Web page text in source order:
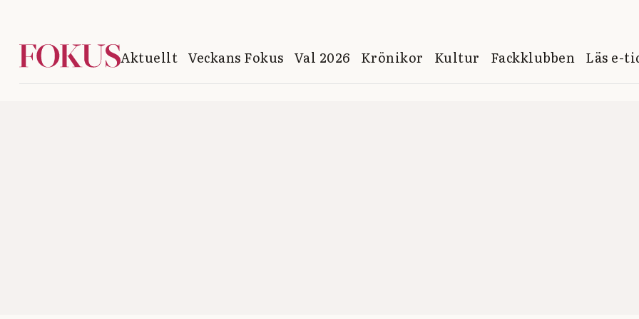
Aktuellt Veckans Fokus Val 2026 Krönikor Kultur Fackklubben Läs e-